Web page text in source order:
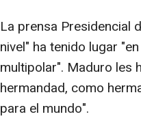
La prensa Presidencial
nivel" ha tenido lugar
multipolar". Maduro les
hermandad, como
para el mundo".